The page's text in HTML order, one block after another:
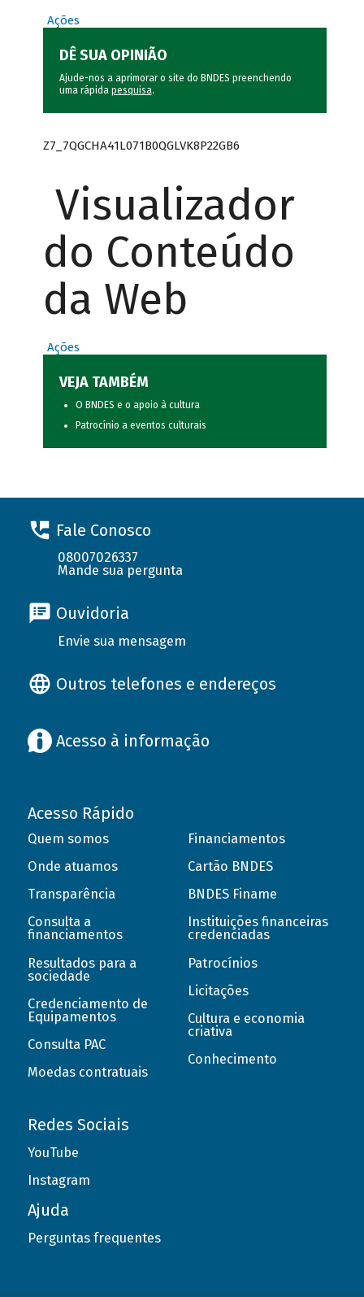
Ações
DÊ SUA OPINIÃO
Ajude-nos a aprimorar o site do BNDES preenchendo
uma rápida pesquisa.
Z7_7QGCHA41L071B0QGLVK8P22GB6
Visualizador
do Conteúdo
da Web
Ações
VEJA TAMBÉM
O BNDES e o apoio à cultura
Patrocínio a eventos culturais
Fale Conosco
08007026337
Mande sua pergunta
Ouvidoria
Envie sua mensagem
Outros telefones e endereços
Acesso à informação
Acesso Rápido
Quem somos
Onde atuamos
Transparência
Consulta a
financiamentos
Resultados para a
sociedade
Credenciamento de
Equipamentos
Consulta PAC
Moedas contratuais
Financiamentos
Cartão BNDES
BNDES Finame
Instituições financeiras
credenciadas
Patrocínios
Licitações
Cultura e economia
criativa
Conhecimento
Redes Sociais
YouTube
Instagram
Ajuda
Perguntas frequentes